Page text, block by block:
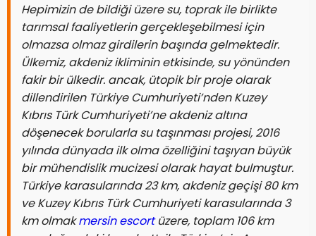
Hepimizin de bildiği üzere su, toprak ile birlikte
tarımsal faaliyetlerin gerçekleşebilmesi için
olmazsa olmaz girdilerin başında gelmektedir.
Ülkemiz, akdeniz ikliminin etkisinde, su yönünden
fakir bir ülkedir. ancak, ütopik bir proje olarak
dillendirilen Türkiye Cumhuriyeti’nden Kuzey
Kıbrıs Türk Cumhuriyeti’ne akdeniz altına
döşenecek borularla su taşınması projesi, 2016
yılında dünyada ilk olma özelliğini taşıyan büyük
bir mühendislik mucizesi olarak hayat bulmuştur.
Türkiye karasularında 23 km, akdeniz geçişi 80 km
ve Kuzey Kıbrıs Türk Cumhuriyeti karasularında 3
km olmakmersin escortüzere, toplam 106 km